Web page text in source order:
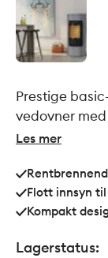
Prestige
vedovner
utsikt over
kompakte
ethvert rom.
Les mer
Flott innsyn
Kompakt
Lagerstatus: